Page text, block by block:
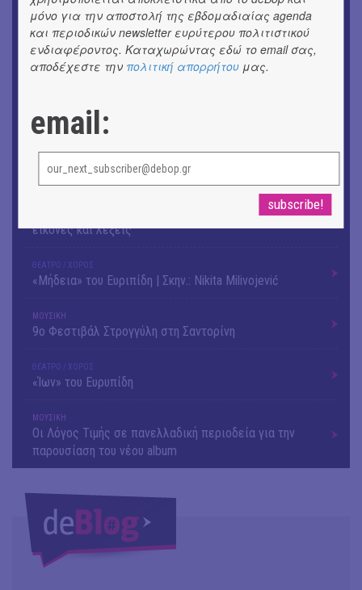
«ΑΗ ΛΑΟΣ» | Ένα σκηνικό ρέκβιεμ για την ήττα ενός
λαού
Ομαδική έκθεση | Προσωρινά για Πάντα
Αργύρης Ραλλιάς | Λιτανεία
Θανάσης Λάλας-Κώστας Τσόκλης - Συνομιλώντας με
εικόνες και λέξεις
ΘΕΑΤΡΟ / ΧΟΡΟΣ
«Μήδεια» του Ευριπίδη | Σκην.: Nikita Milivojević
ΜΟΥΣΙΚΗ
9o Φεστιβάλ Στρογγύλη στη Σαντορίνη
ΘΕΑΤΡΟ / ΧΟΡΟΣ
«Ίων» του Ευρυπίδη
ΜΟΥΣΙΚΗ
Οι Λόγος Τιμής σε πανελλαδική περιοδεία για την
παρουσίαση του νέου album
μόνο για την αποστολή της εβδομαδιαίας agenda
και περιοδικών newsletter ευρύτερου πολιτιστικού
ενδιαφέροντος. Καταχωρώντας εδώ το email σας,
αποδέχεστε την πολιτική απορρήτου μας.
email: